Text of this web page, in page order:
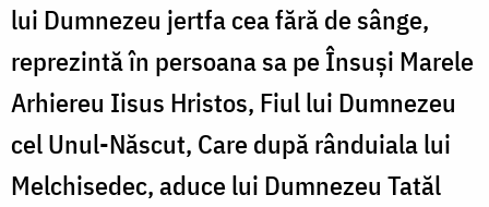
lui Dumnezeu jertfa cea fără de sânge,
reprezintă în persoana sa pe Însuşi Marele
Arhiereu Iisus Hristos, Fiul lui Dumnezeu
cel Unul-Născut, Care după rânduiala lui
Melchisedec, aduce lui Dumnezeu Tatăl